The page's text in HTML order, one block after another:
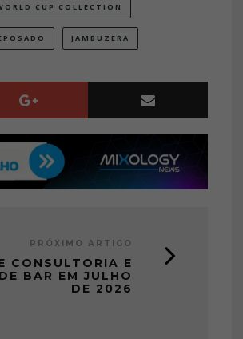
CUP COLLECTION
JAMBUZERA
PRÓXIMO ARTIGO
CONSULTORIA E
BAR EM JULHO
DE 2026